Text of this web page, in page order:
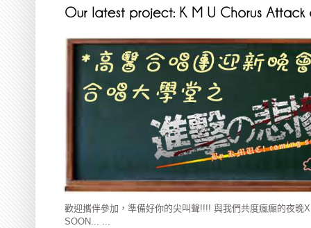
歡迎攜伴參加，準備好你的尖叫聲!!!! 與我們共度瘋癲的夜晚
SOON... ...